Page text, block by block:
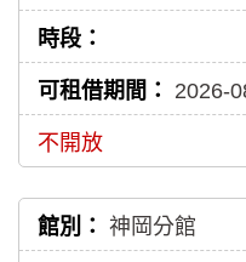
2026-
不開放
神岡分館